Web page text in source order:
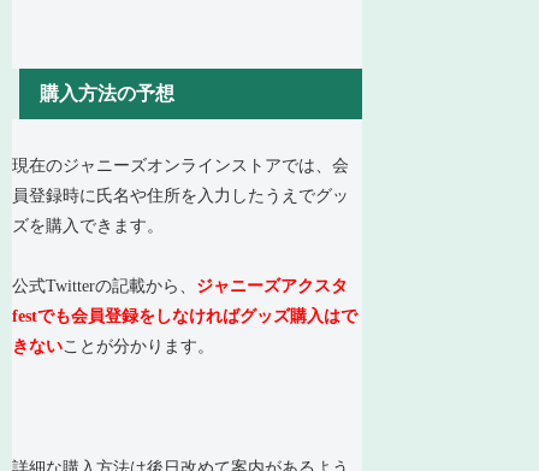
購入方法の予想
現在のジャニーズオンラインストアでは、会
員登録時に氏名や住所を入力したうえでグッ
ズを購入できます。
公式Twitterの記載から、 ジャニーズアクスタ
festでも会員登録をしなければグッズ購入はで
きないことが分かります。